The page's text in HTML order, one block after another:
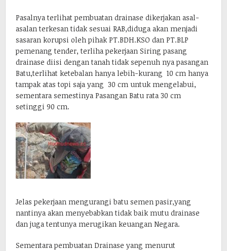
Pasalnya terlihat pembuatan drainase dikerjakan asal-
asalan terkesan tidak sesuai RAB,diduga akan menjadi
sasaran korupsi oleh pihak PT.BDH.KSO dan PT.BLP
pemenang tender, terliha pekerjaan Siring pasang
drainase diisi dengan tanah tidak sepenuh nya pasangan
Batu,terlihat ketebalan hanya lebih-kurang 10 cm hanya
tampak atas topi saja yang 30 cm untuk mengelabui,
sementara semestinya Pasangan Batu rata 30 cm
setinggi 90 cm.
Jelas pekerjaan mengurangi batu semen pasir,yang
nantinya akan menyebabkan tidak baik mutu drainase
dan juga tentunya merugikan keuangan Negara.
Sementara pembuatan Drainase yang menurut